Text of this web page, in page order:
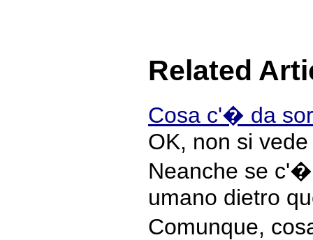
Related
Cosa c'� da
OK, non si
Neanche se
umano dietro
Comunque,